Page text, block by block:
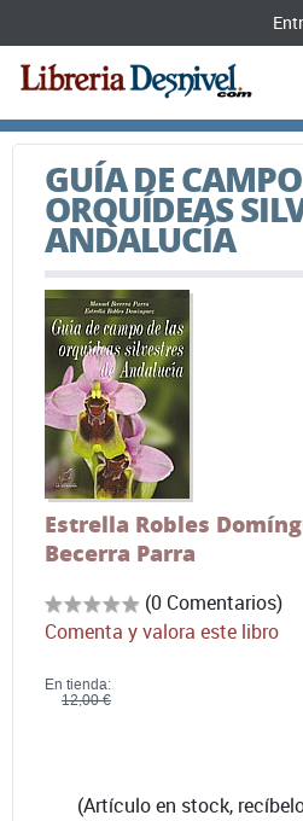
GUÍA DE
ORQUÍDEAS
ANDALUCÍA
Estrella Robles
Becerra Parra
(0 Comentarios)
Comenta y valora este libro
En tienda:
12,00 €
(Artículo en stock,